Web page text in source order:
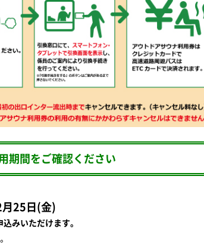
期間をご確認ください
25日(金)
込みいただけます。